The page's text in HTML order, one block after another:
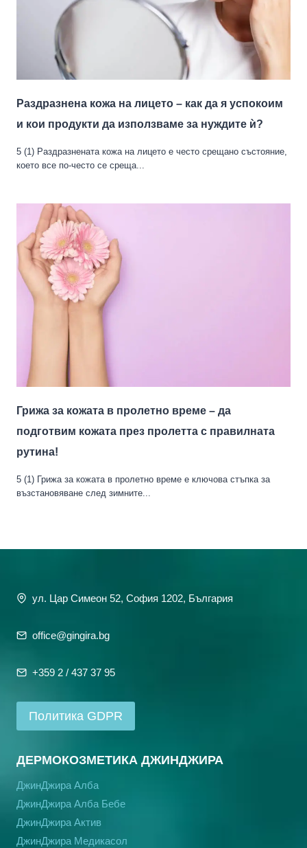
Раздразнена кожа на лицето – как да я успокоим
и кои продукти да използваме за нуждите ѝ?
5 (1) Раздразнената кожа на лицето е често срещано състояние,
което все по-често се среща...
Грижа за кожата в пролетно време – да
подготвим кожата през пролетта с правилната
рутина!
5 (1) Грижа за кожата в пролетно време е ключова стъпка за
възстановяване след зимните...
ул. Цар Симеон 52, София 1202, България
office@gingira.bg
+359 2 / 437 37 95
Политика GDPR
ДЕРМОКОЗМЕТИКА ДЖИНДЖИРА
ДжинДжира Алба
ДжинДжира Алба Бебе
ДжинДжира Актив
ДжинДжира Медикасол